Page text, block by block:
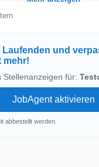
Laufenden und
mehr!
Stellenanzeigen für:
abbestellt werden.